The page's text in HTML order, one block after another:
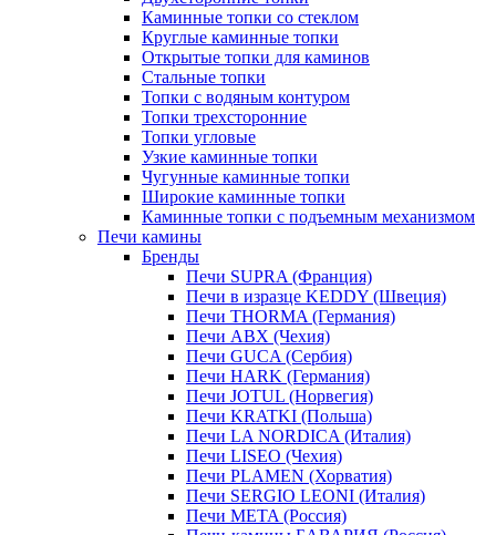
Каминные топки со стеклом
Круглые каминные топки
Открытые топки для каминов
Стальные топки
Топки с водяным контуром
Топки трехсторонние
Топки угловые
Узкие каминные топки
Чугунные каминные топки
Широкие каминные топки
Каминные топки с подъемным механизмом
Печи камины
Бренды
Печи SUPRA (Франция)
Печи в изразце KEDDY (Швеция)
Печи THORMA (Германия)
Печи ABX (Чехия)
Печи GUCA (Сербия)
Печи HARK (Германия)
Печи JOTUL (Норвегия)
Печи KRATKI (Польша)
Печи LA NORDICA (Италия)
Печи LISEO (Чехия)
Печи PLAMEN (Хорватия)
Печи SERGIO LEONI (Италия)
Печи META (Россия)